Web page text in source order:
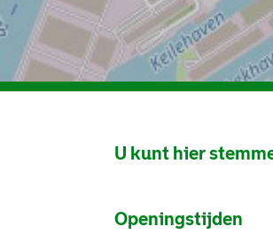
U kunt hier
Openingstijden